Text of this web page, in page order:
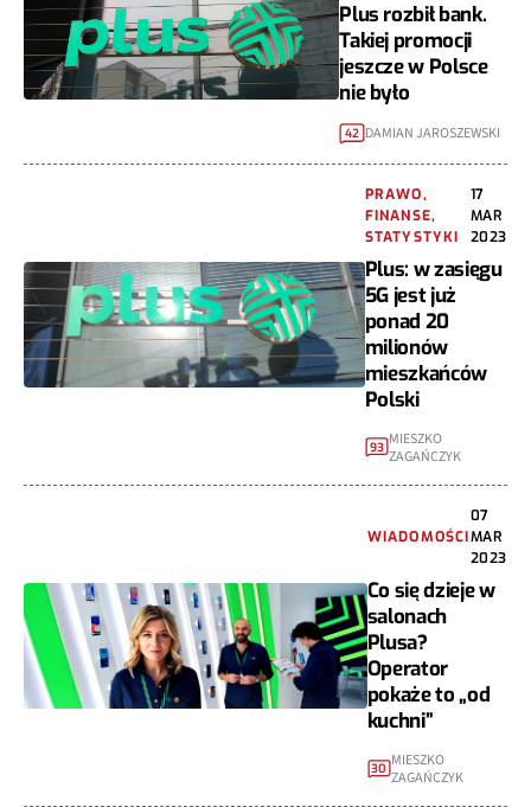
Plus rozbił bank.
Takiej promocji
jeszcze w Polsce
nie było
42 DAMIAN JAROSZEWSKI
PRAWO,
FINANSE,
STATYSTYKI
17
MAR
2023
Plus: w zasięgu
5G jest już
ponad 20
milionów
mieszkańców
Polski
93 MIESZKO
ZAGAŃCZYK
WIADOMOŚCI
07
MAR
2023
Co się dzieje w
salonach
Plusa?
Operator
pokaże to „od
kuchni”
30 MIESZKO
ZAGAŃCZYK